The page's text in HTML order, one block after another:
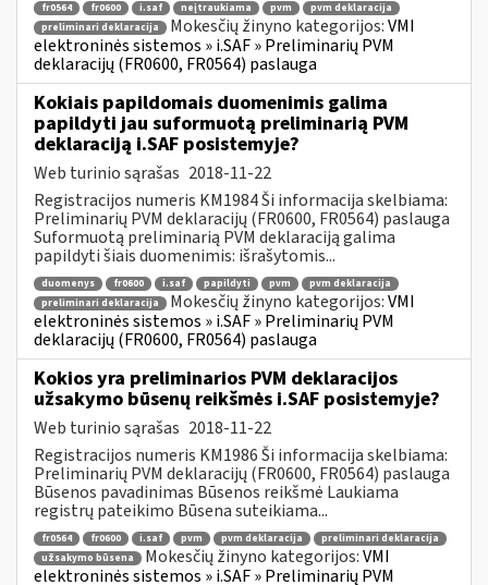
fr0564 fr0600 i.saf neįtraukiama pvm
pvm deklaracija
preliminari deklaracija
Mokesčių žinyno kategorijos:VMI
elektroninės sistemos » i.SAF » Preliminarių PVM
deklaracijų (FR0600, FR0564) paslauga
Kokiais papildomais duomenimis galima
papildyti jau suformuotą preliminarią PVM
deklaraciją i.SAF posistemyje?
Web turinio sąrašas 2018-11-22
Registracijos numeris KM1984 Ši informacija skelbiama:
Preliminarių PVM deklaracijų (FR0600, FR0564) paslauga
Suformuotą preliminarią PVM deklaraciją galima
papildyti šiais duomenimis: išrašytomis...
duomenys fr0600 i.saf papildyti pvm
pvm deklaracija
preliminari deklaracija
Mokesčių žinyno kategorijos:VMI
elektroninės sistemos » i.SAF » Preliminarių PVM
deklaracijų (FR0600, FR0564) paslauga
Kokios yra preliminarios PVM deklaracijos
užsakymo būsenų reikšmės i.SAF posistemyje?
Web turinio sąrašas 2018-11-22
Registracijos numeris KM1986 Ši informacija skelbiama:
Preliminarių PVM deklaracijų (FR0600, FR0564) paslauga
Būsenos pavadinimas Būsenos reikšmė Laukiama
registrų pateikimo Būsena suteikiama...
fr0564 fr0600 i.saf pvm pvm deklaracija
preliminari deklaracija
užsakymo būsena
Mokesčių žinyno kategorijos:VMI
elektroninės sistemos » i.SAF » Preliminarių PVM